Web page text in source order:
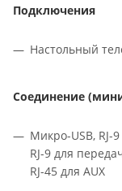
Подключения
Настольный
Соединение
Микро-USB, RJ-
RJ-9 для
RJ-45 для AUX